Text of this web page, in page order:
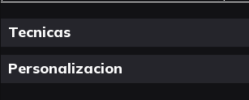
Tecnicas
Personalizacion